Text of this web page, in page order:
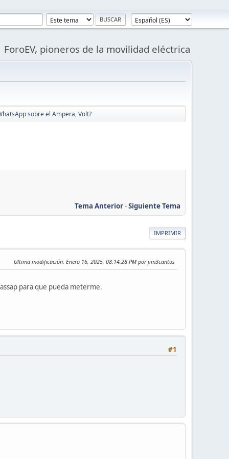
ForoEV, pioneros de la movilidad eléctrica
sobre el Ampera, Volt?
Tema Anterior-Siguiente Tema
IMPRIMIR
Ultima modificación: Enero 16, 2025, 08:14:28 PM por jim3cantos
para que pueda meterme.
#1